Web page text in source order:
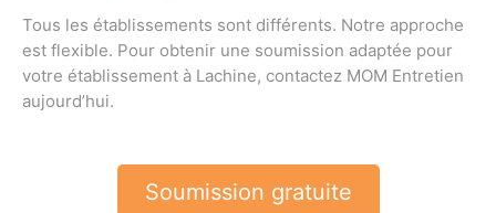
Tous les établissements sont différents. Notre approche
est flexible. Pour obtenir une soumission adaptée pour
votre établissement à Lachine, contactez MOM Entretien
aujourd’hui.
Soumission gratuite